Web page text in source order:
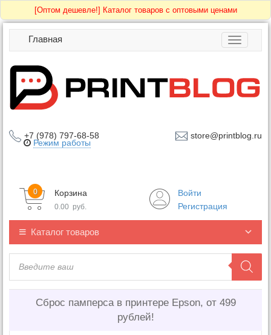
[Оптом дешевле!] Каталог товаров с оптовыми ценами
Toggle
Главная
+7 (978) 797-68-58 store@printblog.ru
Режим работы
Корзина
0
0.00 руб.
Войти
Регистрация
Каталог товаров
Сброс памперса в принтере Epson, от 499
рублей!